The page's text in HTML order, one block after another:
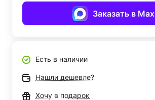
Заказать в Max
Есть в наличии
Нашли дешевле?
Хочу в подарок